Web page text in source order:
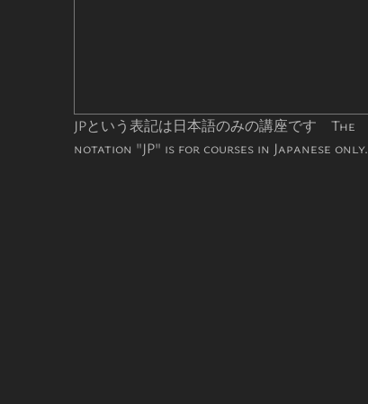
JPという表記は日本語のみの講座です The
notation "JP" is for courses in Japanese only.